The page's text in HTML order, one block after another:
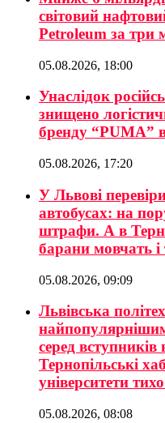
світовий
Petroleum за три
05.08.2026, 18:00
Унаслідок
знищено
бренду “PUMA”
05.08.2026, 17:20
У Львові
автобусах: на
штрафи. А в
барани мовчать і
05.08.2026, 09:09
Львівська
серед вступників
Тернопільські
університети
05.08.2026, 08:08